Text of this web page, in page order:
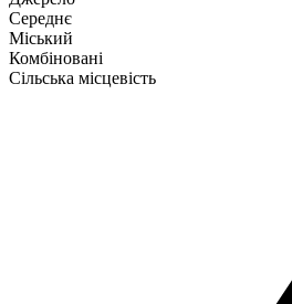
Середнє
Міський
Комбіновані
Сільська місцевість